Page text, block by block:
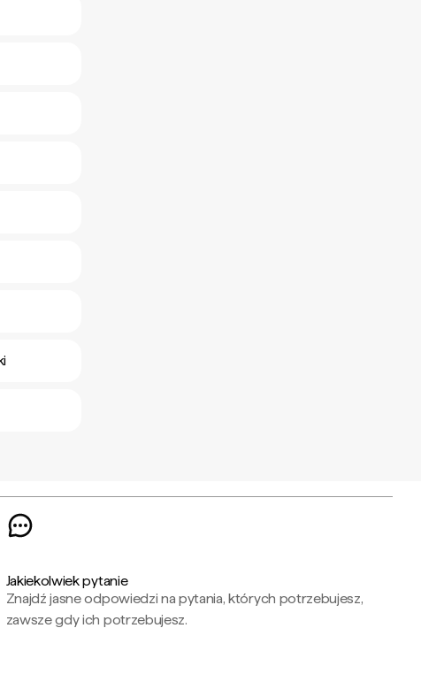
Jakiekolwiek pytanie
Znajdź jasne odpowiedzi na pytania, których potrzebujesz,
zawsze gdy ich potrzebujesz.